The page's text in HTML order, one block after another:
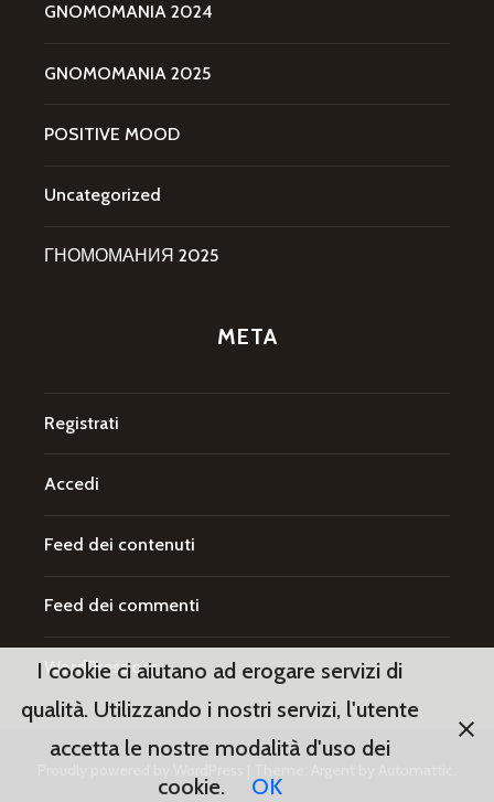
GNOMOMANIA 2024
GNOMOMANIA 2025
POSITIVE MOOD
Uncategorized
ГНОМОМАНИЯ 2025
META
Registrati
Accedi
Feed dei contenuti
Feed dei commenti
WordPress.org
I cookie ci aiutano ad erogare servizi di
qualità. Utilizzando i nostri servizi, l'utente
accetta le nostre modalità d'uso dei
cookie.
OK